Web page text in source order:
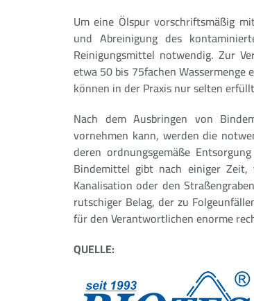
Um eine Ölspur vorschriftsmäßig
und Abreinigung des
Reinigungsmittel notwendig. Zur
etwa 50 bis 75fachen
können in der Praxis nur selten
Nach dem Ausbringen von
vornehmen kann, werden die
deren ordnungsgemäße
Bindemittel gibt nach einiger
Kanalisation oder den
rutschiger Belag, der zu
für den Verantwortlichen enorme
QUELLE: